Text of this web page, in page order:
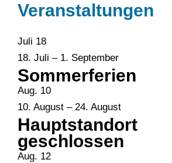
Veranstaltungen
Juli 18
18. Juli – 1. September
Sommerferien
Aug. 10
10. August – 24. August
Hauptstandort
geschlossen
Aug. 12